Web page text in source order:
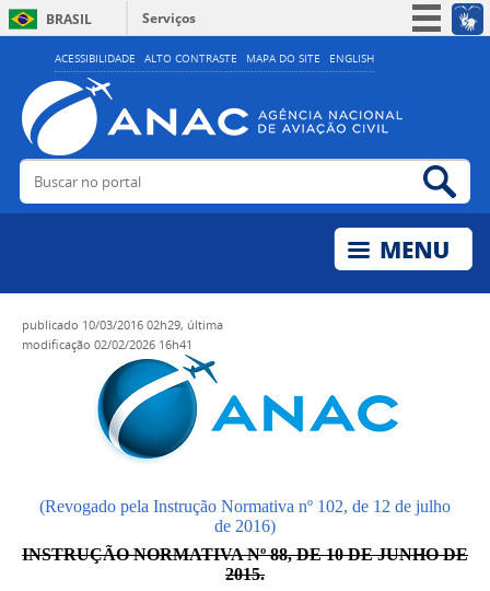
ACESSIBILIDADE ALTO CONTRASTE MAPA DO SITE ENGLISH
BRASIL
Serviços
Simplifique!
Acesso à informação
Legislação
Buscar no portal
publicado 10/03/2016 02h29, última
modificação 02/02/2026 16h41
(Revogado pela Instrução Normativa nº 102, de 12 de julho
de 2016)
INSTRUÇÃO NORMATIVA Nº 88, DE 10 DE JUNHO DE
2015.